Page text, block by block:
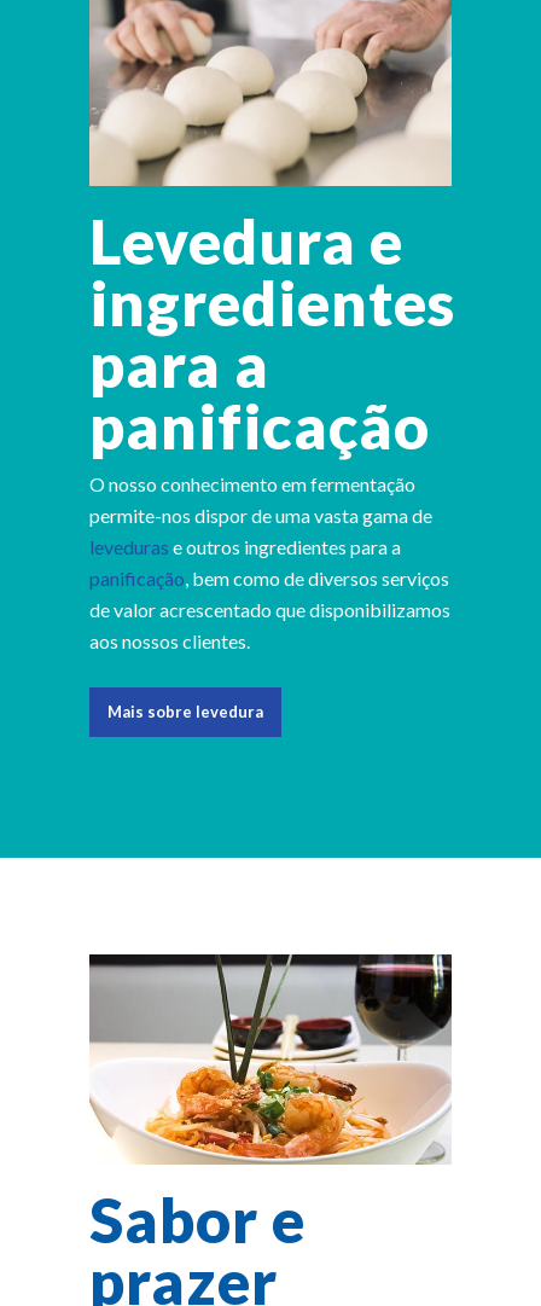
Levedura e
ingredientes
para a
panificação
O nosso conhecimento em fermentação
permite-nos dispor de uma vasta gama de
leveduras e outros ingredientes para a
panificação, bem como de diversos serviços
de valor acrescentado que disponibilizamos
aos nossos clientes.
Mais sobre levedura
Sabor e
prazer